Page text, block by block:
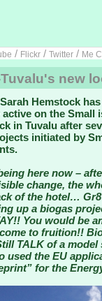
/ Flickr / Twitter / Me
new
Hemstock
on the Small
in Tuvalu after
initiated by
here now –
change, the
of the hotel…
up a biogas
You would be
come to fruition!!
TALK of a model
used the EU
for the